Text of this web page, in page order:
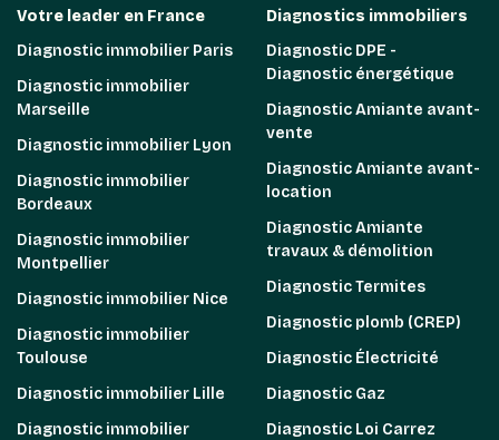
Votre leader en France
Diagnostic immobilier Paris
Diagnostic immobilier
Marseille
Diagnostic immobilier Lyon
Diagnostic immobilier
Bordeaux
Diagnostic immobilier
Montpellier
Diagnostic immobilier Nice
Diagnostic immobilier
Toulouse
Diagnostic immobilier Lille
Diagnostic immobilier
Diagnostics immobiliers
Diagnostic DPE -
Diagnostic énergétique
Diagnostic Amiante avant-
vente
Diagnostic Amiante avant-
location
Diagnostic Amiante
travaux & démolition
Diagnostic Termites
Diagnostic plomb (CREP)
Diagnostic Électricité
Diagnostic Gaz
Diagnostic Loi Carrez